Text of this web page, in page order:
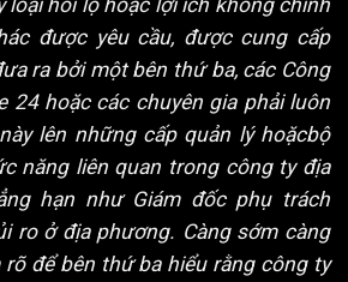
được yêu cầu, được cung cấp
ra bởi một bên thứ ba, các Công
24 hoặc các chuyên gia phải luôn
lên những cấp quản lý hoặcbộ
năng liên quan trong công ty địa
hạn như Giám đốc phụ trách
ro ở địa phương. Càng sớm càng
rõ để bên thứ ba hiểu rằng công ty